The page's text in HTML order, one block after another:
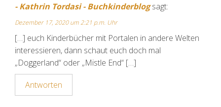
- Kathrin Tordasi - Buchkinderblog sagt:
Dezember 17, 2020 um 2:21 p.m. Uhr
[…] euch Kinderbücher mit Portalen in andere Welten
interessieren, dann schaut euch doch mal
„Doggerland“ oder „Mistle End“ […]
Antworten